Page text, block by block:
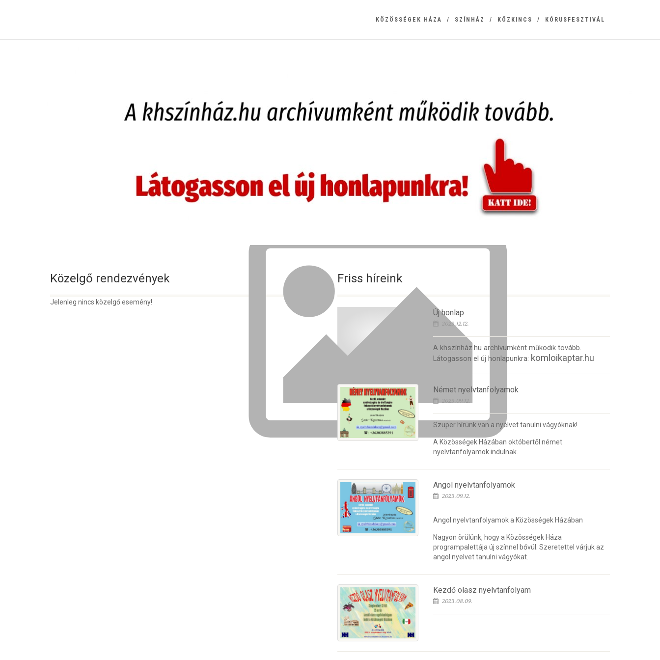
KÖZÖSSÉGEK HÁZA SZÍNHÁZ KÖZKINCS KÓRUSFESZTIVÁL
Közelgő rendezvények
Jelenleg nincs közelgő esemény!
Friss híreink
Új honlap
2023.12.12.
A khszínház.hu archívumként működik tovább.
Látogasson el új honlapunkra: komloikaptar.hu
Német nyelvtanfolyamok
2023.09.12.
Szuper hírünk van a nyelvet tanulni vágyóknak!
A Közösségek Házában októbertől német
nyelvtanfolyamok indulnak.
Angol nyelvtanfolyamok
2023.09.12.
Angol nyelvtanfolyamok a Közösségek Házában
Nagyon örülünk, hogy a Közösségek Háza
programpalettája új színnel bővül. Szeretettel várjuk az
angol nyelvet tanulni vágyókat.
Kezdő olasz nyelvtanfolyam
2023.08.09.